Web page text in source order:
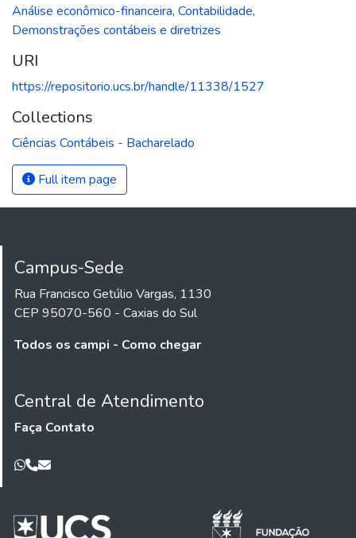
Análise econômico-financeira, Contabilidade,
Demonstrações contábeis e diretrizes
URI
https://repositorio.ucs.br/handle/11338/1527
Collections
Ciências Contábeis - Bacharelado
Full item page
Campus-Sede
Rua Francisco Getúlio Vargas, 1130
CEP 95070-560 - Caxias do Sul
Todos os campi - Como chegar
Central de Atendimento
Faça Contato